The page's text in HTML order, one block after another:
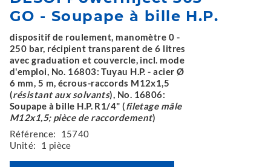
GO - Soupape à bille H.P.
dispositif de roulement, manomètre 0 -
250 bar, récipient transparent de 6 litres
avec graduation et couvercle, incl. mode
d'emploi, No. 16803: Tuyau H.P. - acier Ø
6 mm, 5 m, écrous-raccords M12x1,5
(résistant aux solvants), No. 16806:
Soupape à bille H.P. R1/4" (filetage mâle
M12x1,5; pièce de raccordement)
Référence:
15740
Unité:
1 pièce